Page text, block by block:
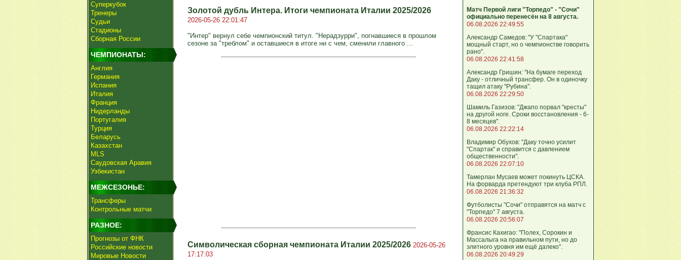
Суперкубок
Тренеры
Судьи
Стадионы
Сборная России
ЧЕМПИОНАТЫ:
Англия
Германия
Испания
Италия
Франция
Нидерланды
Португалия
Турция
Беларусь
Казахстан
MLS
Саудовская Аравия
Узбекистан
МЕЖСЕЗОНЬЕ:
Трансферы
Контрольные матчи
РАЗНОЕ:
Прогнозы от ФНК
Российские новости
Мировые Новости
Золотой дубль Интера. Итоги чемпионата Италии 2025/2026
2026-05-26 22:01:47
"Интер" вернул себе чемпионский титул. "Нерадзурри", погнавшиеся в прошлом
сезоне за "треблом" и оставшиеся в итоге ни с чем, сменили главного ...
Символическая сборная чемпионата Италии 2025/2026 2026-05-26
17:17:03
Матч Первой лиги "Торпедо" - "Сочи"
официально перенесён на 8 августа.
06.08.2026 22:49:55
Александр Самедов: "У "Спартака"
мощный старт, но о чемпионстве говорить
рано".
06.08.2026 22:41:58
Александр Гришин: "На бумаге переход
Даку - отличный трансфер. Он в одиночку
тащил атаку "Рубина".
06.08.2026 22:29:50
Шамиль Газизов: "Джапо порвал "кресты"
на другой ноге. Сроки восстановления - 6-
8 месяцев".
06.08.2026 22:22:14
Владимир Обухов: "Даку точно усилит
"Спартак" и справится с давлением
общественности".
06.08.2026 22:07:10
Тамерлан Мусаев может покинуть ЦСКА.
На форварда претендуют три клуба РПЛ.
06.08.2026 21:36:32
Футболисты "Сочи" отправятся на матч с
"Торпедо" 7 августа.
06.08.2026 20:56:07
Франсис Кахигао: "Полех, Сорокин и
Массалыга на правильном пути, но до
элитного уровня им ещё далеко".
06.08.2026 20:49:29